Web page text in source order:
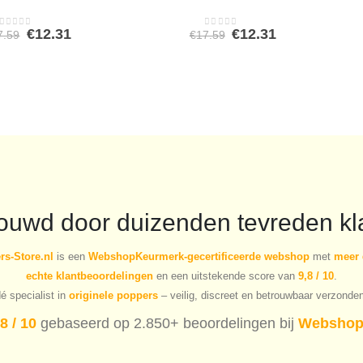
out of 5Oorspronkelijke
€12.31Huidige
0out of 5
€17.59 Oorspronkelijke
€12.31Huidige
door duizenden tevreden
Store.nl is een WebshopKeurmerk-gecertificeerde webshop met meer
echte klantbeoordelingen en een uitstekende score van 9,8 / 10.
specialist in originele poppers – veilig, discreet en betrouwbaar
/ 10 gebaseerd op 2.850+ beoordelingen bij